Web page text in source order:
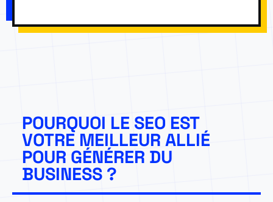
POURQUOI LE SEO EST
VOTRE MEILLEUR ALLIÉ
POUR GÉNÉRER DU
BUSINESS ?